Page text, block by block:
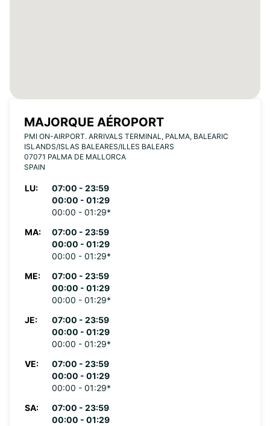
MAJORQUE AÉROPORT
PMI ON-AIRPORT. ARRIVALS TERMINAL, PALMA, BALEARIC
ISLANDS/ISLAS BALEARES/ILLES BALEARS
07071 PALMA DE MALLORCA
SPAIN
LU:
07:00 - 23:59
00:00 - 01:29
00:00 - 01:29*
MA:
07:00 - 23:59
00:00 - 01:29
00:00 - 01:29*
ME:
07:00 - 23:59
00:00 - 01:29
00:00 - 01:29*
JE:
07:00 - 23:59
00:00 - 01:29
00:00 - 01:29*
VE:
07:00 - 23:59
00:00 - 01:29
00:00 - 01:29*
SA:
07:00 - 23:59
00:00 - 01:29